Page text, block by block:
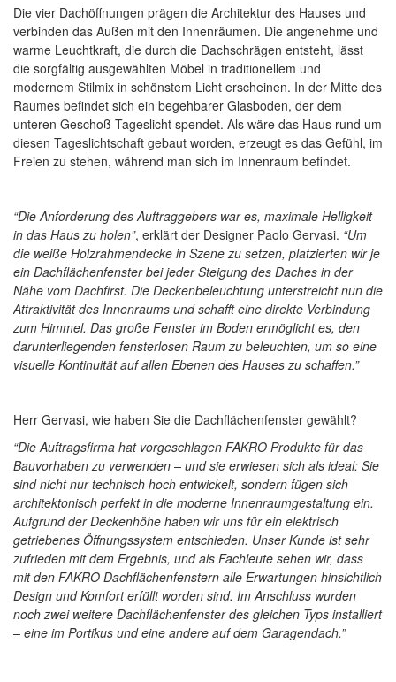
Die vier Dachöffnungen prägen die Architektur des Hauses und
verbinden das Außen mit den Innenräumen. Die angenehme und
warme Leuchtkraft, die durch die Dachschrägen entsteht, lässt
die sorgfältig ausgewählten Möbel in traditionellem und
modernem Stilmix in schönstem Licht erscheinen. In der Mitte des
Raumes befindet sich ein begehbarer Glasboden, der dem
unteren Geschoß Tageslicht spendet. Als wäre das Haus rund um
diesen Tageslichtschaft gebaut worden, erzeugt es das Gefühl, im
Freien zu stehen, während man sich im Innenraum befindet.
“Die Anforderung des Auftraggebers war es, maximale Helligkeit
in das Haus zu holen”, erklärt der Designer Paolo Gervasi. “Um
die weiße Holzrahmendecke in Szene zu setzen, platzierten wir je
ein Dachflächenfenster bei jeder Steigung des Daches in der
Nähe vom Dachfirst. Die Deckenbeleuchtung unterstreicht nun die
Attraktivität des Innenraums und schafft eine direkte Verbindung
zum Himmel. Das große Fenster im Boden ermöglicht es, den
darunterliegenden fensterlosen Raum zu beleuchten, um so eine
visuelle Kontinuität auf allen Ebenen des Hauses zu schaffen.”
Herr Gervasi, wie haben Sie die Dachflächenfenster gewählt?
“Die Auftragsfirma hat vorgeschlagen FAKRO Produkte für das
Bauvorhaben zu verwenden – und sie erwiesen sich als ideal: Sie
sind nicht nur technisch hoch entwickelt, sondern fügen sich
architektonisch perfekt in die moderne Innenraumgestaltung ein.
Aufgrund der Deckenhöhe haben wir uns für ein elektrisch
getriebenes Öffnungssystem entschieden. Unser Kunde ist sehr
zufrieden mit dem Ergebnis, und als Fachleute sehen wir, dass
mit den FAKRO Dachflächenfenstern alle Erwartungen hinsichtlich
Design und Komfort erfüllt worden sind. Im Anschluss wurden
noch zwei weitere Dachflächenfenster des gleichen Typs installiert
– eine im Portikus und eine andere auf dem Garagendach.”